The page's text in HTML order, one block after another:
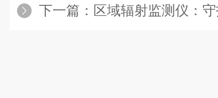
下一篇： 区域辐射监测仪：守